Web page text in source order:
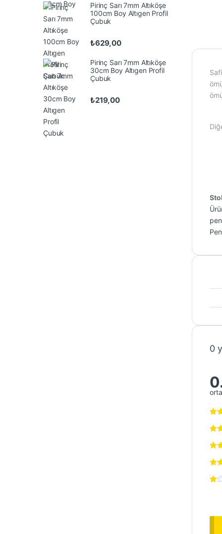
0
Pirinç Sarı 7mm Altıköşe
100cm Boy Altıgen Profil
Çubuk
₺629,00
Pirinç Sarı 7mm Altıköşe
30cm Boy Altıgen Profil
Çubuk
₺219,00